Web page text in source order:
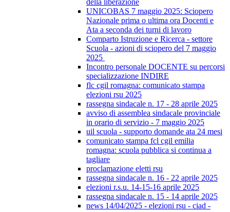
della liberazione
UNICOBAS 7 maggio 2025: Sciopero
Nazionale prima o ultima ora Docenti e
Ata a seconda dei turni di lavoro
Comparto Istruzione e Ricerca - settore
Scuola - azioni di sciopero del 7 maggio
2025
Incontro personale DOCENTE su percorsi
specializzazione INDIRE
flc cgil romagna: comunicato stampa
elezioni rsu 2025
rassegna sindacale n. 17 - 28 aprile 2025
avviso di assemblea sindacale provinciale
in orario di servizio - 7 maggio 2025
uil scuola - supporto domande ata 24 mesi
comunicato stampa fcl cgil emilia
romagna: scuola pubblica si continua a
tagliare
proclamazione eletti rsu
rassegna sindacale n. 16 - 22 aprile 2025
elezioni r.s.u. 14-15-16 aprile 2025
rassegna sindacale n. 15 - 14 aprile 2025
news 14/04/2025 - elezioni rsu - ciad -